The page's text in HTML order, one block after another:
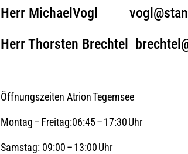
Herr MichaelVogl
Herr Thorsten Brechtel
Öffnungszeiten Atrion Tegernsee
Montag – Freitag:06:45 – 17:30 Uhr
Samstag: 09:00 – 13:00 Uhr